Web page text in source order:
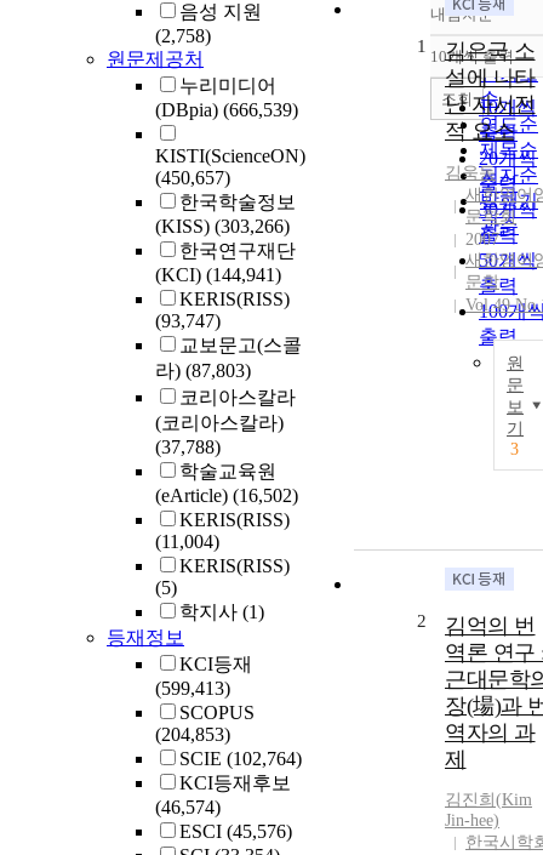
음성 지원
(2,758)
원문제공처
누리미디어
(DBpia) (666,539)
KISTI(ScienceON)
(450,657)
한국학술정보
(KISS) (303,266)
한국연구재단
(KCI) (144,941)
KERIS(RISS)
(93,747)
교보문고(스콜
라) (87,803)
코리아스칼라
(코리아스칼라)
(37,788)
학술교육원
(eArticle) (16,502)
KERIS(RISS)
(11,004)
KERIS(RISS)
(5)
학지사 (1)
등재정보
KCI등재
(599,413)
SCOPUS
(204,853)
SCIE (102,764)
KCI등재후보
(46,574)
ESCI (45,576)
정확도
순
인기도
순
연도순
제목순
저자순
발행기
관순
내림차순
내림차
10개씩 출력
10개씩
출력
20개씩
출력
30개씩
출력
50개씩
출력
100개
출력
조회
1
김은국 소
설에 나타
난 자서전
적 요소
김욱동
새한영어
문학회
2007
새한영어
문학
Vol.49
원
문
보
기
3
2
김억의 번
역론 연구
근대문학
장(場)과
역자의 과
제
김진희(Kim
Jin-hee)
한국시학